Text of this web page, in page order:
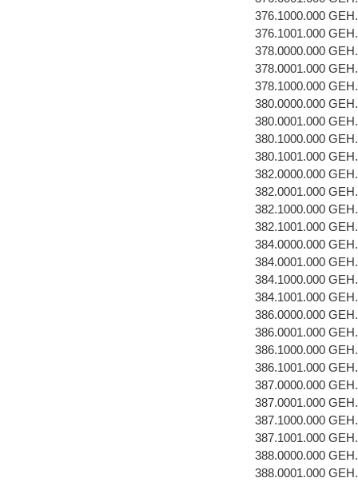
376.1000.000
376.1001.000
378.0000.000
378.0001.000
378.1000.000
380.0000.000
380.0001.000
380.1000.000
380.1001.000
382.0000.000
382.0001.000
382.1000.000
382.1001.000
384.0000.000
384.0001.000
384.1000.000
384.1001.000
386.0000.000
386.0001.000
386.1000.000
386.1001.000
387.0000.000
387.0001.000
387.1000.000
387.1001.000
388.0000.000
388.0001.000